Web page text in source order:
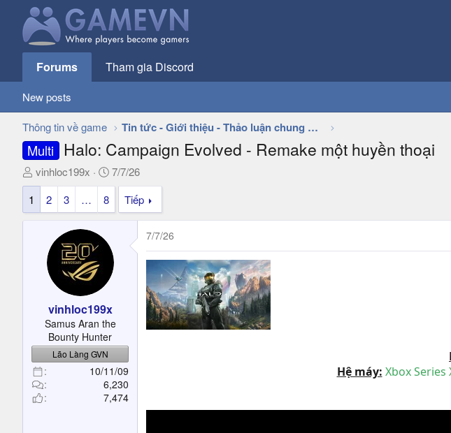
Forums Tham gia Discord
New posts
Thông tin về game Tin tức - Giới thiệu - Thảo luận chung về game
Multi Halo: Campaign Evolved - Remake một huyền thoại
T
h
e
r
vinhloc199x
N
g
y
i
7/7/26
1
2 3 … 8 Tiếp
vinhloc199x
Samus Aran the
Bounty Hunter
Lão Làng GVN
10/11/09
6,230
7,474
7/7/26
Hệ máy: Xbox Series